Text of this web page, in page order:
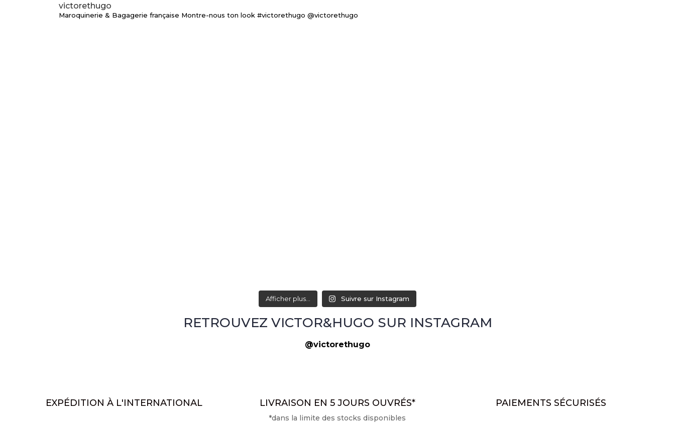
victorethugo
Maroquinerie & Bagagerie française Montre-nous ton look #victorethugo @victorethugo
Afficher plus... Suivre sur Instagram
RETROUVEZ VICTOR&HUGO SUR INSTAGRAM
@victorethugo
EXPÉDITION À L'INTERNATIONAL LIVRAISON EN 5 JOURS OUVRÉS*
*dans la limite des stocks disponibles
PAIEMENTS SÉCURISÉS